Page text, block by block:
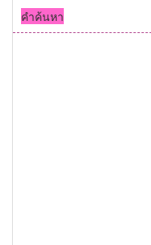
คำค้นหา